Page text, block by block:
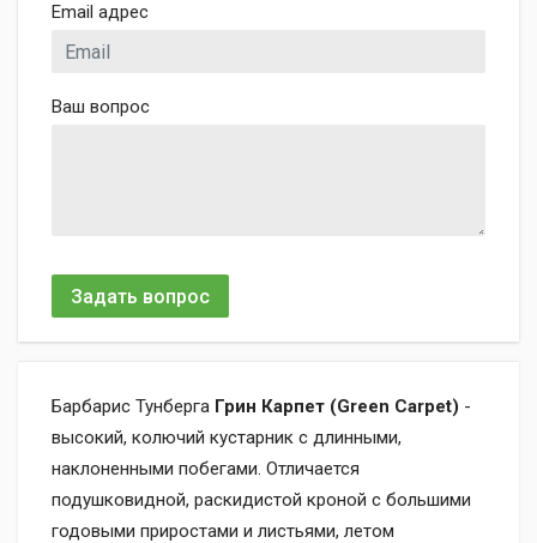
Email адрес
Ваш вопрос
Задать вопрос
Барбарис Тунберга Грин Карпет (Green Carpet) -
высокий, колючий кустарник с длинными,
наклоненными побегами. Отличается
подушковидной, раскидистой кроной с большими
годовыми приростами и листьями, летом